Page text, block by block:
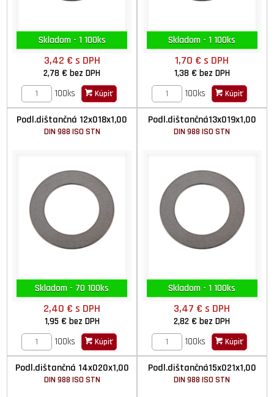
Skladom - 1 100ks
3,42 € s DPH
2,78 €bez DPH
100ks
Kúpiť
Skladom - 1 100ks
1,70 €s DPH
1,38 € bez DPH
100ks
Kúpiť
Podl.dištančná 12x018x1,00
DIN 988 ISO STN
Skladom - 70 100ks
2,40 €s DPH
1,95 € bez DPH
100ks
Kúpiť
Podl.dištančná13x019x1,00
DIN 988 ISO STN
Skladom - 1 100ks
3,47 €s DPH
2,82 €bez DPH
100ks
Kúpiť
Podl.dištančná 14x020x1,00
DIN 988 ISO STN
Podl.dištančná15x021x1,00
DIN 988 ISO STN